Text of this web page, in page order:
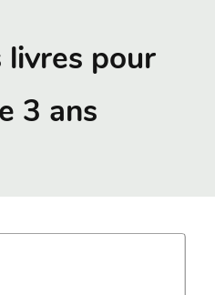
livres pour
3 ans